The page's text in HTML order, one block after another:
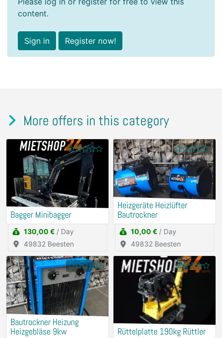
content.
Sign in Register now!
More offers in this category
Bagger Minibagger
130,00 € / Day
49832 Beesten
Heizgeräte Heizlüfter
Bautrockner
10,00 € / Day
49832 Beesten
Bautrockner Heizung
Heizgebläse 9kw
Rüttelplatte 190kg Rüttler